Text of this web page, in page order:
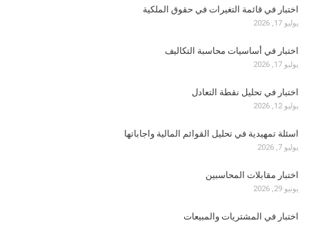
اختبار في قائمة التغيرات في حقوق الملكية
يوليو 17, 2026
اختبار في أساسيات محاسبة التكاليف
يوليو 17, 2026
اختبار في تحليل نقطة التعادل
يوليو 12, 2026
اسئلة تمهيدية في تحليل القوائم المالية واجاباتها
يوليو 7, 2026
اختبار مقابلات المحاسبين
يونيو 29, 2026
اختبار في المشتريات والمبيعات